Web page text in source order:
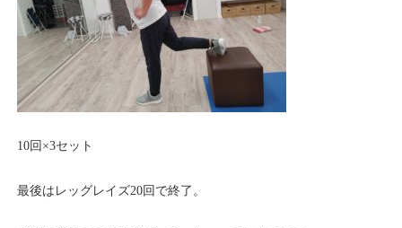
10回×3セット
最後はレッグレイズ20回で終了。